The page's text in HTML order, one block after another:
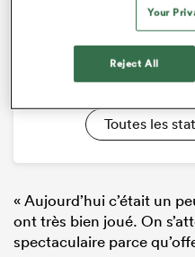
45
Toutes les
« Aujourd’hui c’était un
ont très bien joué. On
spectaculaire parce
Your
Reject All